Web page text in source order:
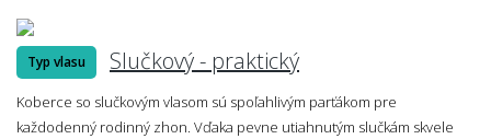
Typ vlasu Slučkový - praktický
Koberce so slučkovým vlasom sú spoľahlivým parťákom pre
každodenný rodinný zhon. Vďaka pevne utiahnutým slučkám skvele